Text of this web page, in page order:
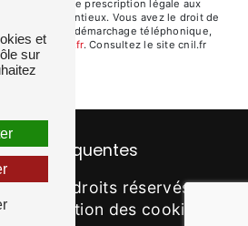
la durée de prescription légale aux
des contentieux. Vous avez le droit de
au démarchage téléphonique,
Bloctel.gouv.fr. Consultez le site cnil.fr
vos droits.
fréquentes
- Tous droits réservés -
Gestion des cookies
et
sur